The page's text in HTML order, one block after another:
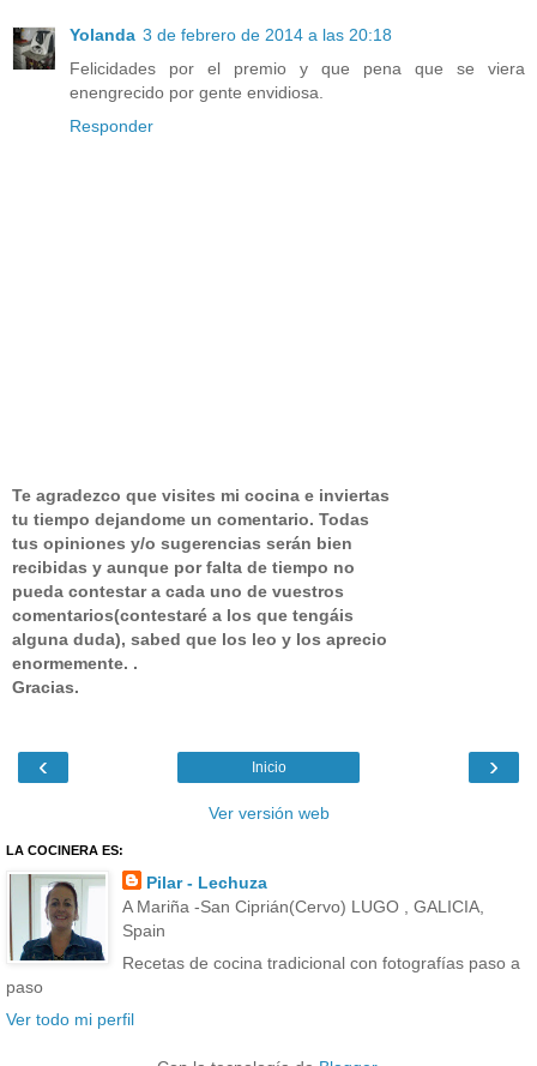
Yolanda 3 de febrero de 2014 a las 20:18
Felicidades por el premio y que pena que se viera
enengrecido por gente envidiosa.
Responder
Te agradezco que visites mi cocina e inviertas
tu tiempo dejandome un comentario. Todas
tus opiniones y/o sugerencias serán bien
recibidas y aunque por falta de tiempo no
pueda contestar a cada uno de vuestros
comentarios(contestaré a los que tengáis
alguna duda), sabed que los leo y los aprecio
enormemente. .
Gracias.
‹ ›
Inicio
Ver versión web
LA COCINERA ES:
Pilar - Lechuza
A Mariña -San Ciprián(Cervo) LUGO , GALICIA,
Spain
Recetas de cocina tradicional con fotografías paso a
paso
Ver todo mi perfil